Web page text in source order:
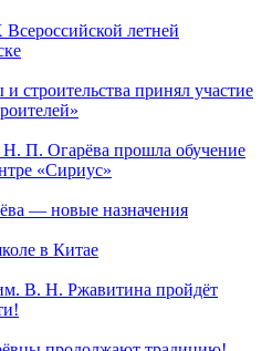
летней
строительства принял участие
П. Огарёва прошла обучение
«Сириус»
— новые назначения
в Китае
В. Н. Ржавитина пройдёт